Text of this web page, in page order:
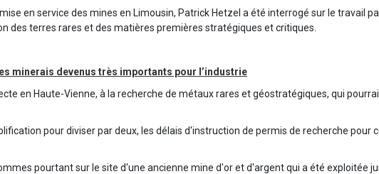
en service des mines en Limousin, Patrick Hetzel a été interrogé sur le travail
des terres rares et des matières premières stratégiques et critiques.
minerais devenus très importants pour l’industrie
en Haute-Vienne, à la recherche de métaux rares et géostratégiques, qui
pour diviser par deux, les délais d'instruction de permis de recherche pour
pourtant sur le site d'une ancienne mine d'or et d'argent qui a été exploitée